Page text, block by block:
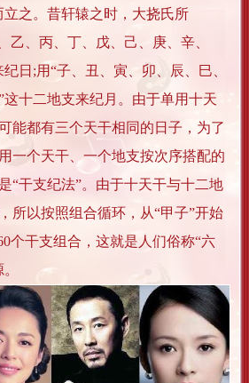
之。昔轩辕之时，大挠氏所
乙、丙、丁、戊、己、庚、辛、
日;用“子、丑、寅、卯、辰、巳、
十二地支来纪月。由于单用十天
能都有三个天干相同的日子，为了
一个天干、一个地支按次序搭配的
“干支纪法”。由于十天干与十二地
所以按照组合循环，从“甲子”开始
个干支组合，这就是人们俗称“六